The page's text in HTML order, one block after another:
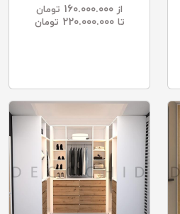
از
تومان
تا ۲۲۰.۰۰۰.۰۰۰ تومان